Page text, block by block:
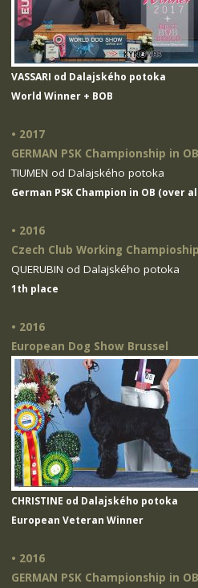
VASSARI od Dalajského potoka
World Winner + BOB
• 2017
GERMAN PSK Championship in OB
TIUMEN od Dalajského potoka
German PSK Champion in OB (over
• 2016
Czech Club Working Champioship
QUERUBIN od Dalajského potoka
1th place
• 2016
European Dog Show Brussel
CHRISTINE od Dalajského potoka
European Veteran Winner
• 2016
GERMAN PSK Championship in OB